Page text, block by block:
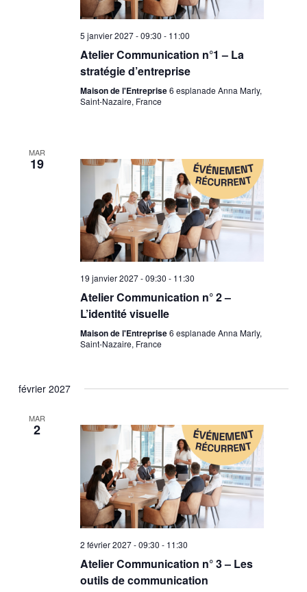
5 janvier 2027 - 09:30 - 11:00
Atelier Communication n°1 – La
stratégie d’entreprise
Maison de l'Entreprise6 esplanade Anna Marly,
Saint-Nazaire, France
MAR
19
19 janvier 2027 - 09:30 - 11:30
Atelier Communication n° 2 –
L’identité visuelle
Maison de l'Entreprise6 esplanade Anna Marly,
Saint-Nazaire, France
février 2027
MAR
2
2 février 2027 - 09:30 - 11:30
Atelier Communication n° 3 – Les
outils de communication